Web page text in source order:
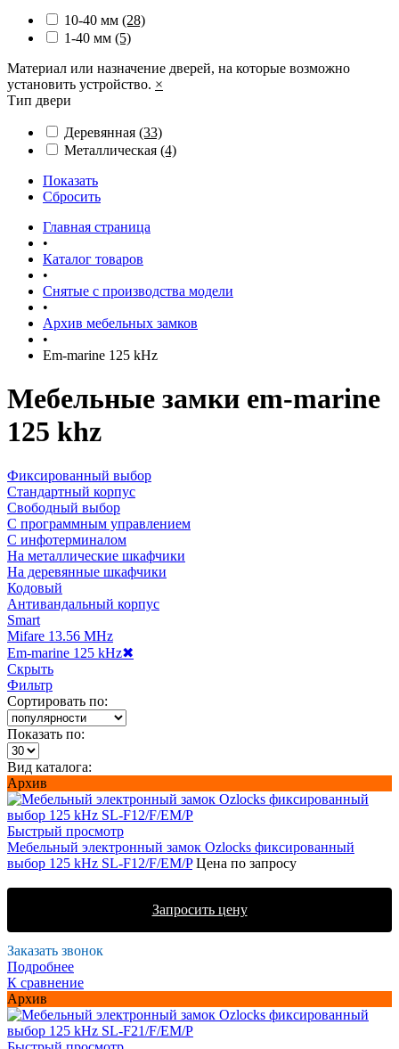
10-40 мм (28)
1-40 мм (5)
Материал или назначение дверей, на которые возможно
установить устройство. ×
Тип двери
Деревянная (33)
Металлическая (4)
Показать
Сбросить
Главная страница
•
Каталог товаров
•
Снятые с производства модели
•
Архив мебельных замков
•
Em-marine 125 kHz
Мебельные замки em-marine
125 khz
Фиксированный выбор
Стандартный корпус
Свободный выбор
С программным управлением
С инфотерминалом
На металлические шкафчики
На деревянные шкафчики
Кодовый
Антивандальный корпус
Smart
Mifare 13.56 MHz
Em-marine 125 kHz✖
Скрыть
Фильтр
Сортировать по:
Показать по:
Вид каталога:
Архив
Быстрый просмотр
Мебельный электронный замок Ozlocks фиксированный
выбор 125 kHz SL-F12/F/EM/P Цена по запросу
Запросить цену
Заказать звонок
Подробнее
К сравнение
Архив